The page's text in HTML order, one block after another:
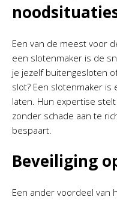
Een van de meest voor
een slotenmaker is de
je jezelf buitengesloten
slot? Een slotenmaker
laten. Hun expertise
zonder schade aan te
bespaart.
Beveiliging
Een ander voordeel van